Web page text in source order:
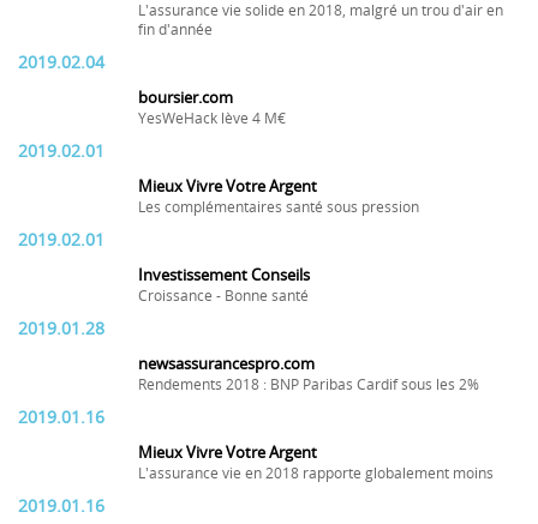
L'assurance vie solide en 2018, malgré un trou d'air en
fin d'année
2019.02.04
boursier.com
YesWeHack lève 4 M€
2019.02.01
Mieux Vivre Votre Argent
Les complémentaires santé sous pression
2019.02.01
Investissement Conseils
Croissance - Bonne santé
2019.01.28
newsassurancespro.com
Rendements 2018 : BNP Paribas Cardif sous les 2%
2019.01.16
Mieux Vivre Votre Argent
L'assurance vie en 2018 rapporte globalement moins
2019.01.16